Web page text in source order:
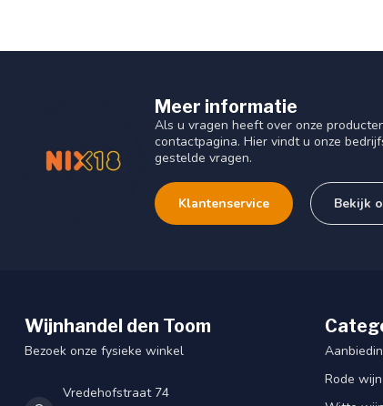
Meer informatie
Als u vragen heeft over onze
contactpagina. Hier vindt u onze
gestelde vragen.
Klantenservice Bekijk
Wijnhandel den Toom
Bezoek onze fysieke winkel
Vredehofstraat 74
Rode wijn